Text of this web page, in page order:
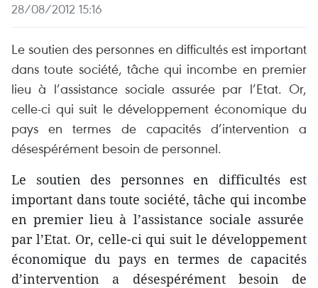
28/08/2012 15:16
Le soutiendes personnes en difficultés est important
dans toute société, tâche qui incombe en premier
lieu à l’assistance sociale assurée par l’Etat. Or,
celle-ci qui suit le développement économique du
pays entermes de capacités d’intervention a
désespérément besoin de personnel.
Le soutien des personnesen difficultés est
important dans toute société, tâche qui incombe
enpremier lieu à l’assistance sociale assurée
par l’Etat. Or, celle-ci qui suit le développement
économique du paysentermes de capacités
d’intervention a désespérément besoin de